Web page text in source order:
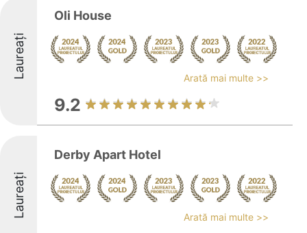
Laureați
Oli House
Arată mai multe >>
9.2
Laureați
Derby Apart Hotel
Arată mai multe >>